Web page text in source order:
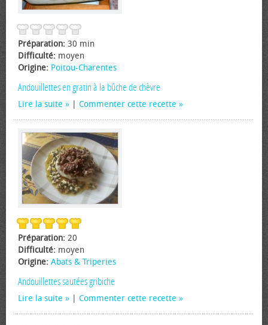
Préparation: 30 min
Difficulté: moyen
Origine: Poitou-Charentes
Andouillettes en gratin à la bûche de chèvre
Lire la suite Commenter cette recette
Préparation: 20
Difficulté: moyen
Origine: Abats & Triperies
Andouillettes sautées gribiche
Lire la suite Commenter cette recette